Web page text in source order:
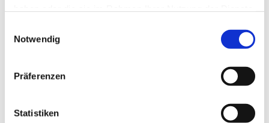
Notwendig
Präferenzen
Statistiken